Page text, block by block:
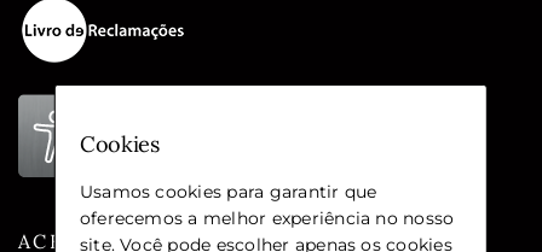
ACESSIBILIDADE
Cookies
Usamos cookies para garantir que
oferecemos a melhor experiência no nosso
site. Você pode escolher apenas os cookies